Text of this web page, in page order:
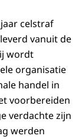
celstraf
vanuit de
wordt
organisatie
handel in
voorbereiden
verdachte zijn
werden